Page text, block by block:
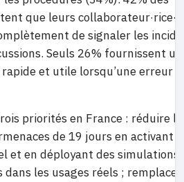
que leurs collaborateur·rice·s
de signaler les
Seuls 26% fournissent un
et utile lorsqu’une erreur
priorités en France : réduire
de 19 jours en activant
et en déployant des simulations
les usages réels ;